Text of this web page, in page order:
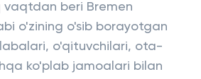
beri Bremen
o'zining o'sib borayotgan
o'qituvchilari, ota-
ko'plab jamoalari bilan